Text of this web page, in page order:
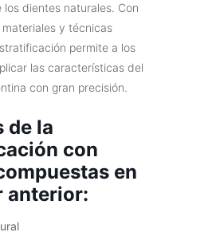
dientes naturales. Con
y técnicas
permite a los
las características del
con gran precisión.
de la
con
en
anterior: